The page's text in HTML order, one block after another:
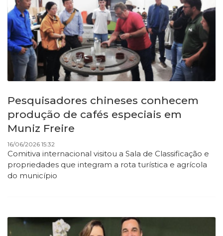
Pesquisadores chineses conhecem
produção de cafés especiais em
Muniz Freire
16/06/2026 15:32
Comitiva internacional visitou a Sala de Classificação e
propriedades que integram a rota turística e agrícola
do município